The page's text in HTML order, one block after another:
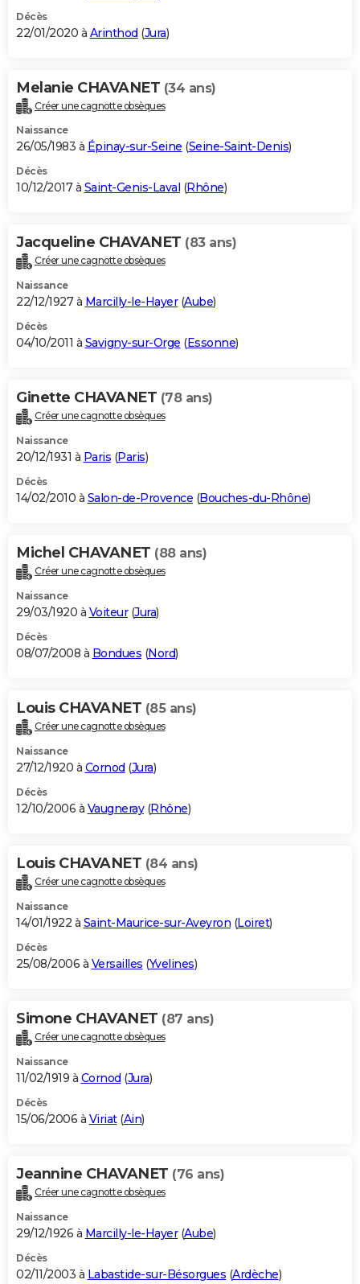
Décès
22/01/2020 à Arinthod (Jura)
Melanie CHAVANET (34 ans)
Créer une cagnotte obsèques
Naissance
26/05/1983 à Épinay-sur-Seine (Seine-Saint-Denis)
Décès
10/12/2017 à Saint-Genis-Laval (Rhône)
Jacqueline CHAVANET (83 ans)
Créer une cagnotte obsèques
Naissance
22/12/1927 à Marcilly-le-Hayer(Aube)
Décès
04/10/2011 à Savigny-sur-Orge (Essonne)
Ginette CHAVANET (78 ans)
Créer une cagnotte obsèques
Naissance
20/12/1931 à Paris (Paris)
Décès
14/02/2010 à Salon-de-Provence (Bouches-du-Rhône)
Michel CHAVANET (88 ans)
Créer une cagnotte obsèques
Naissance
29/03/1920 à Voiteur(Jura)
Décès
08/07/2008 à Bondues (Nord)
Louis CHAVANET (85 ans)
Créer une cagnotte obsèques
Naissance
27/12/1920 à Cornod (Jura)
Décès
12/10/2006 à Vaugneray(Rhône)
Louis CHAVANET (84 ans)
Créer une cagnotte obsèques
Naissance
14/01/1922 à Saint-Maurice-sur-Aveyron (Loiret)
Décès
25/08/2006 à Versailles (Yvelines)
Simone CHAVANET (87 ans)
Créer une cagnotte obsèques
Naissance
11/02/1919 à Cornod (Jura)
Décès
15/06/2006 à Viriat(Ain)
Jeannine CHAVANET (76 ans)
Créer une cagnotte obsèques
Naissance
29/12/1926 à Marcilly-le-Hayer(Aube)
Décès
02/11/2003 à Labastide-sur-Bésorgues (Ardèche)